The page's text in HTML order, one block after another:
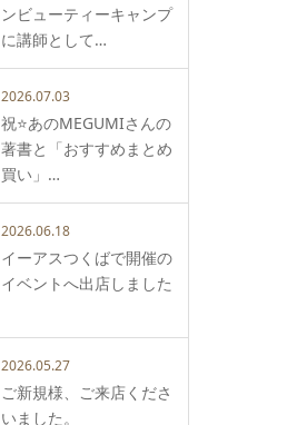
ンビューティーキャンプ
に講師として…
2026.07.03
祝⭐️あのMEGUMIさんの
著書と「おすすめまとめ
買い」…
2026.06.18
イーアスつくばで開催の
イベントへ出店しました
2026.05.27
ご新規様、ご来店くださ
いました。